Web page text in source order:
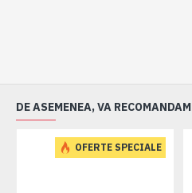
DE ASEMENEA, VA RECOMANDAM
OFERTE SPECIALE